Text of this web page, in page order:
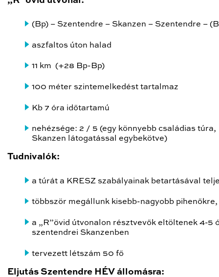
(Bp) – Szentendre – Skanzen – Szentendre –
aszfaltos úton halad
11 km (+28 Bp-Bp)
100 méter szintemelkedést tartalmaz
Kb 7 óra időtartamú
nehézsége: 2 / 5 (egy könnyebb családias túra,
Skanzen látogatással egybekötve)
Tudnivalók:
a túrát a KRESZ szabályainak betartásával
többször megállunk kisebb-nagyobb
a „R”övid útvonalon résztvevők eltöltenek 4-5
szentendrei Skanzenben
tervezett létszám 50 fő
Eljutás Szentendre HÉV állomásra: